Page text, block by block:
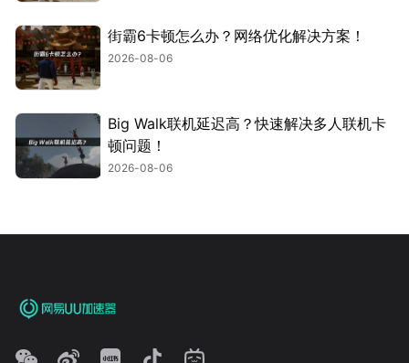
街霸6卡顿怎么办？网络优化解决方案！
2026-08-06
Big Walk联机延迟高？快速解决多人联机卡
顿问题！
2026-08-06